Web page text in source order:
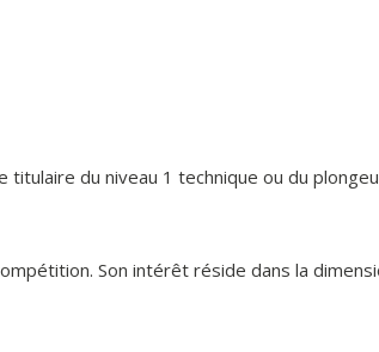
du niveau 1 technique ou du
Son intérêt réside dans la